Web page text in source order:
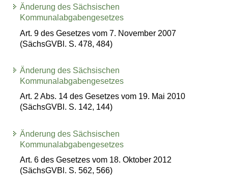
Änderung des Sächsischen
Kommunalabgabengesetzes
Art. 9 des Gesetzes vom 7. November 2007
(SächsGVBl. S. 478, 484)
Änderung des Sächsischen
Kommunalabgabengesetzes
Art. 2 Abs. 14 des Gesetzes vom 19. Mai 2010
(SächsGVBl. S. 142, 144)
Änderung des Sächsischen
Kommunalabgabengesetzes
Art. 6 des Gesetzes vom 18. Oktober 2012
(SächsGVBl. S. 562, 566)